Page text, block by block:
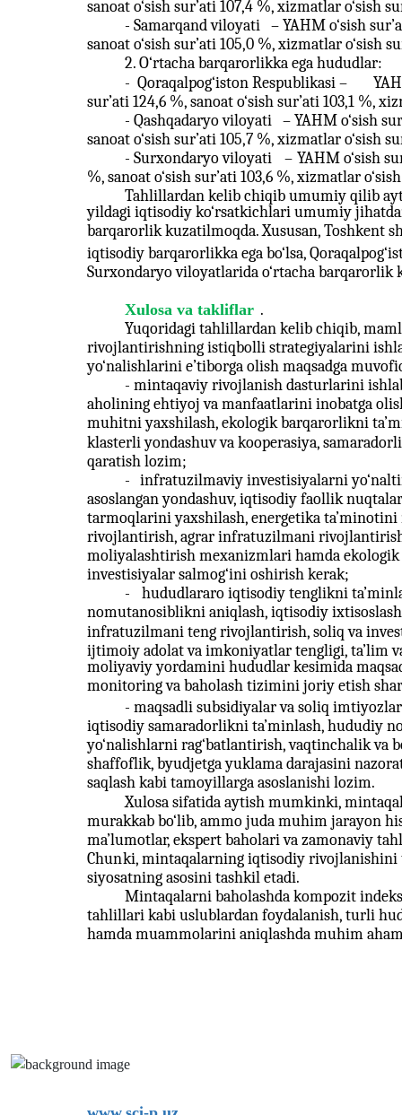
sanoat o‘sish sur’ati 107,4 %, xizmatlar o‘sish
- Samarqand viloyati –YAHM o‘sish
sanoat o‘sish sur’ati 105,0 %, xizmatlar o‘sish
2. O‘rtacha barqarorlikka ega hududlar:
- Qoraqalpog‘iston Respublikasi –
sur’ati 124,6 %, sanoat o‘sish sur’ati 103,1 %,
- Qashqadaryo viloyati –YAHM o‘sish
sanoat o‘sish sur’ati 105,7 %, xizmatlar o‘sish
- Surxondaryo viloyati
– YAHM o‘sish
%, sanoat o‘sish sur’ati 103,6 %, xizmatlar
Tahlillardan kelib chiqib umumiy qilib
yildagi iqtisodiy ko‘rsatkichlari umumiy
barqarorlik kuzatilmoqda. Xususan, Toshkent
iqtisodiy barqarorlikka ega bo‘lsa,
Surxondaryo viloyatlarida o‘rtacha barqarorlik
Xulosa va takliflar .
Yuqoridagi tahlillardan kelib chiqib,
rivojlantirishning istiqbolli strategiyalarini
yo‘nalishlarini e’tiborga olish maqsadga
- mintaqaviy rivojlanish dasturlarini
aholining ehtiyoj va manfaatlarini inobatga
muhitni yaxshilash, ekologik barqarorlikni
klasterli yondashuv va kooperasiya,
qaratish lozim;
- infratuzilmaviy investisiyalarni
asoslangan yondashuv, iqtisodiy faollik
tarmoqlarini yaxshilash, energetika
rivojlantirish, agrar infratuzilmani
moliyalashtirish mexanizmlari hamda
investisiyalar salmog‘ini oshirish kerak;
-
hududlararo iqtisodiy tenglikni
nomutanosiblikni aniqlash, iqtisodiy
infratuzilmani teng rivojlantirish, soliq va
ijtimoiy adolat va imkoniyatlar tengligi, ta’lim
moliyaviy yordamini hududlar kesimida
monitoring va baholash tizimini joriy etish
- maqsadli subsidiyalar va soliq
iqtisodiy samaradorlikni ta’minlash, hududiy
yo‘nalishlarni rag‘batlantirish, vaqtinchalik va
shaffoflik, byudjetga yuklama darajasini
saqlash kabi tamoyillarga asoslanishi lozim.
Xulosa sifatida aytish mumkinki,
murakkab bo‘lib, ammo juda muhim jarayon
ma’lumotlar, ekspert baholari va zamonaviy
Chunki, mintaqalarning iqtisodiy rivojlanishini
siyosatning asosini tashkil etadi.
Mintaqalarni baholashda kompozit
tahlillari kabi uslublardan foydalanish, turli
hamda muammolarini aniqlashda muhim